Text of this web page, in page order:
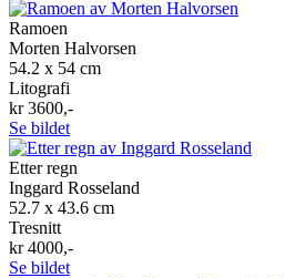
Ramoen
Morten Halvorsen
54.2 x 54 cm
Litografi
kr 3600,-
Se bildet
Etter regn
Inggard Rosseland
52.7 x 43.6 cm
Tresnitt
kr 4000,-
Se bildet